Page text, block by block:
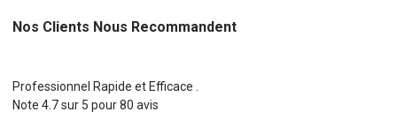
Nos Clients Nous Recommandent
Professionnel Rapide et Efficace .
Note4.7sur 5 pour80 avis